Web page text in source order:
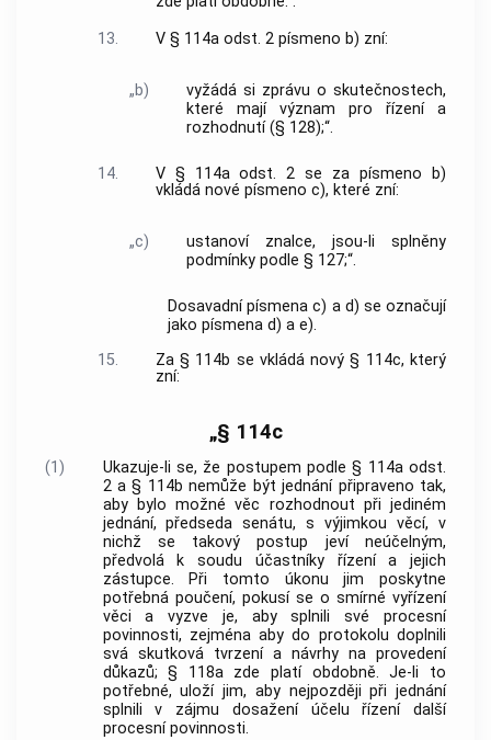
13.
V § 114a odst. 2 písmeno b) zní:
„b)
vyžádá si zprávu o skutečnostech,
které mají význam pro řízení a
rozhodnutí (§ 128);“.
14.
V § 114a odst. 2 se za písmeno b)
vkládá nové písmeno c), které zní:
„c)
ustanoví znalce, jsou-li splněny
podmínky podle § 127;“.
Dosavadní písmena c) a d) se označují
jako písmena d) a e).
15.
Za § 114b se vkládá nový § 114c, který
zní:
„§ 114c
(1)
Ukazuje-li se, že postupem podle § 114a odst.
2 a § 114b nemůže být jednání připraveno tak,
aby bylo možné věc rozhodnout při jediném
jednání, předseda senátu, s výjimkou věcí, v
nichž se takový postup jeví neúčelným,
předvolá k soudu účastníky řízení a jejich
zástupce. Při tomto úkonu jim poskytne
potřebná poučení, pokusí se o smírné vyřízení
věci a vyzve je, aby splnili své procesní
povinnosti, zejména aby do protokolu doplnili
svá skutková tvrzení a návrhy na provedení
důkazů; § 118a zde platí obdobně. Je-li to
potřebné, uloží jim, aby nejpozději při jednání
splnili v zájmu dosažení účelu řízení další
procesní povinnosti.